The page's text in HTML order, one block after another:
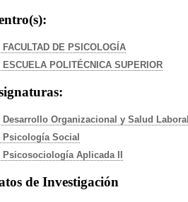
FACULTAD DE PSICOLOGÍA
ESCUELA POLITÉCNICA SUPERIOR
Desarrollo Organizacional y Salud Laboral
Psicología Social
Psicosociología Aplicada II
de Investigación